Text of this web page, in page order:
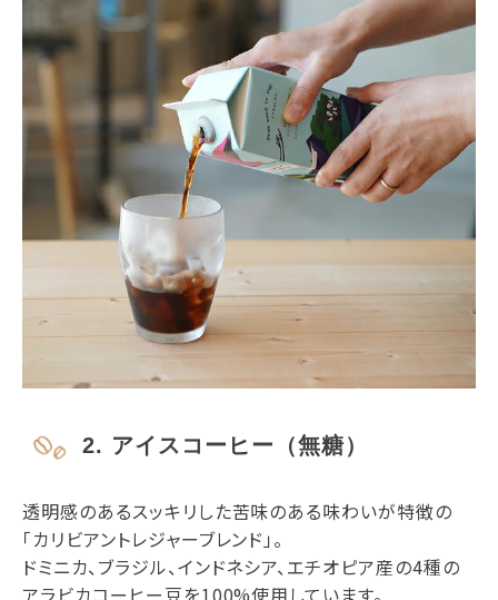
2. アイスコーヒー（無糖）
透明感のあるスッキリした苦味のある味わいが特徴の
「カリビアントレジャーブレンド」。
ドミニカ、ブラジル、インドネシア、エチオピア産の4種の
アラビカコーヒー豆を100%使用しています。